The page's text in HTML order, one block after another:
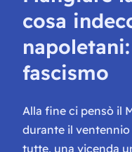
cosa
fascismo
Alla fine ci pensò il
durante il
tutte, una vicenda